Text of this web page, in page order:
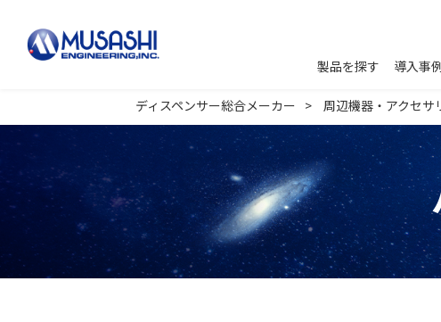
製品を探す 導入事
ディスペンサー総合メーカー 周辺機器・アクセサ